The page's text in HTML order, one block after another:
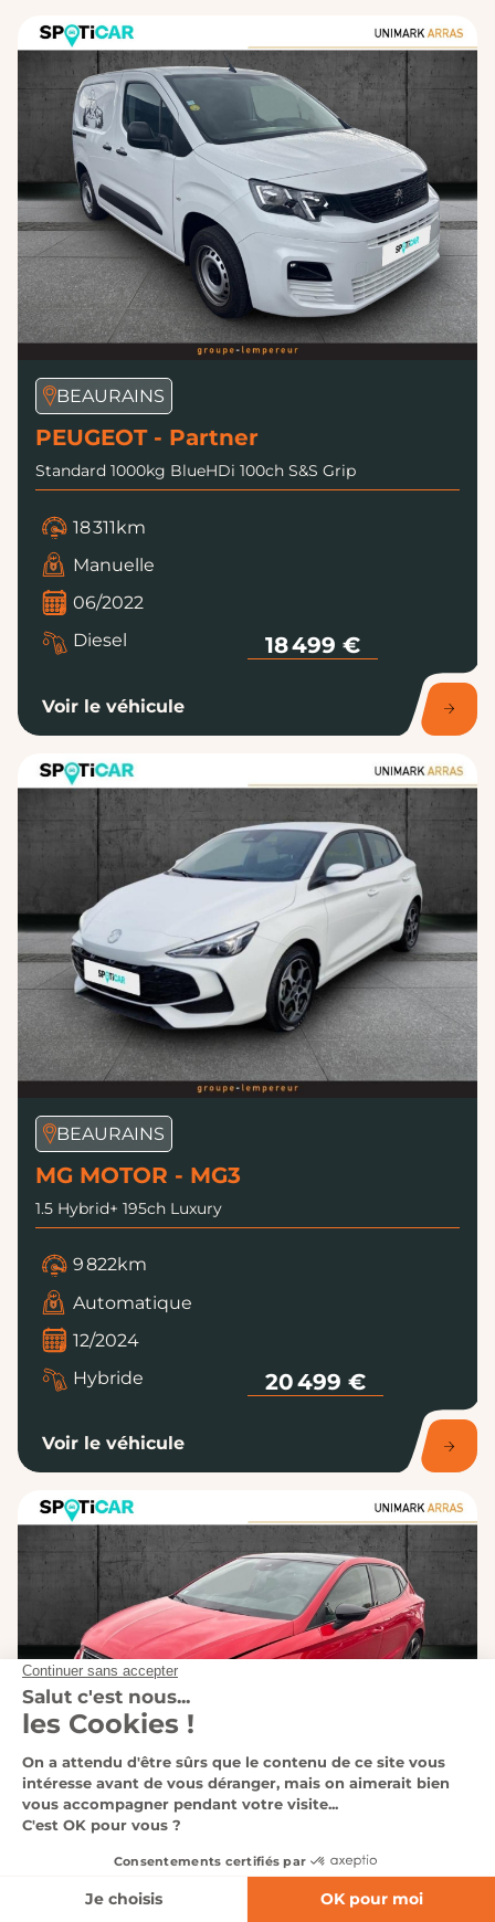
Affinez votre recherche
BEAURAINS
PEUGEOT - Partner
Standard 1000kg BlueHDi 100ch S&S Grip
18 311km
Manuelle
06/2022
Diesel
18 499 €
Voir le véhicule
BEAURAINS
MG MOTOR - MG3
1.5 Hybrid+ 195ch Luxury
9 822km
Automatique
12/2024
Hybride
20 499 €
Voir le véhicule
BEAURAINS
SEAT - Ibiza